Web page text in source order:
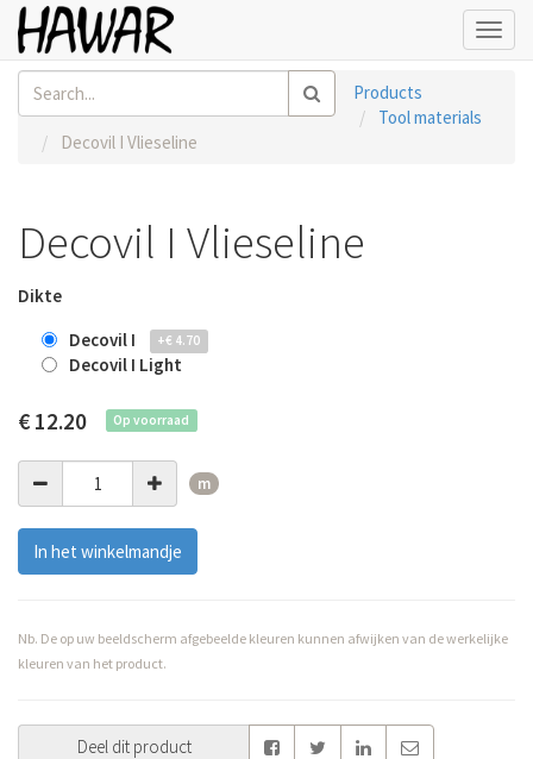
Products
Tool materials
Decovil I Vlieseline
Decovil I Vlieseline
Dikte
Decovil I
+€ 4.70
Decovil I Light
€ 12.20 Op voorraad
m
In het winkelmandje
Nb. De op uw beeldscherm afgebeelde kleuren kunnen afwijken van de werkelijke
kleuren van het product.
Deel dit product